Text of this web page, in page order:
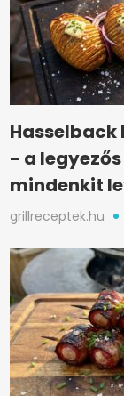
- a
mindenkit
grillreceptek.hu